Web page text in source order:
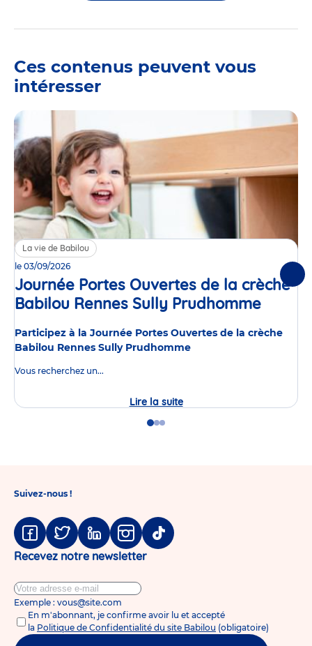
Ces contenus peuvent vous
intéresser
La vie de Babilou
le 03/09/2026
Journée Portes Ouvertes de la crèche
Babilou Rennes Sully Prudhomme
Participez à la Journée Portes Ouvertes de la crèche
Babilou Rennes Sully Prudhomme
Vous recherchez un...
Lire la suiteJournée
GoGoGo
Suivez-nous !
Facebook
TwitterLinkedinInstagram
Tiktok
Recevez notre newsletter
Exemple : vous@site.com
En m'abonnant, je confirme avoir lu et accepté
la Politique de Confidentialité du site Babilou (obligatoire)